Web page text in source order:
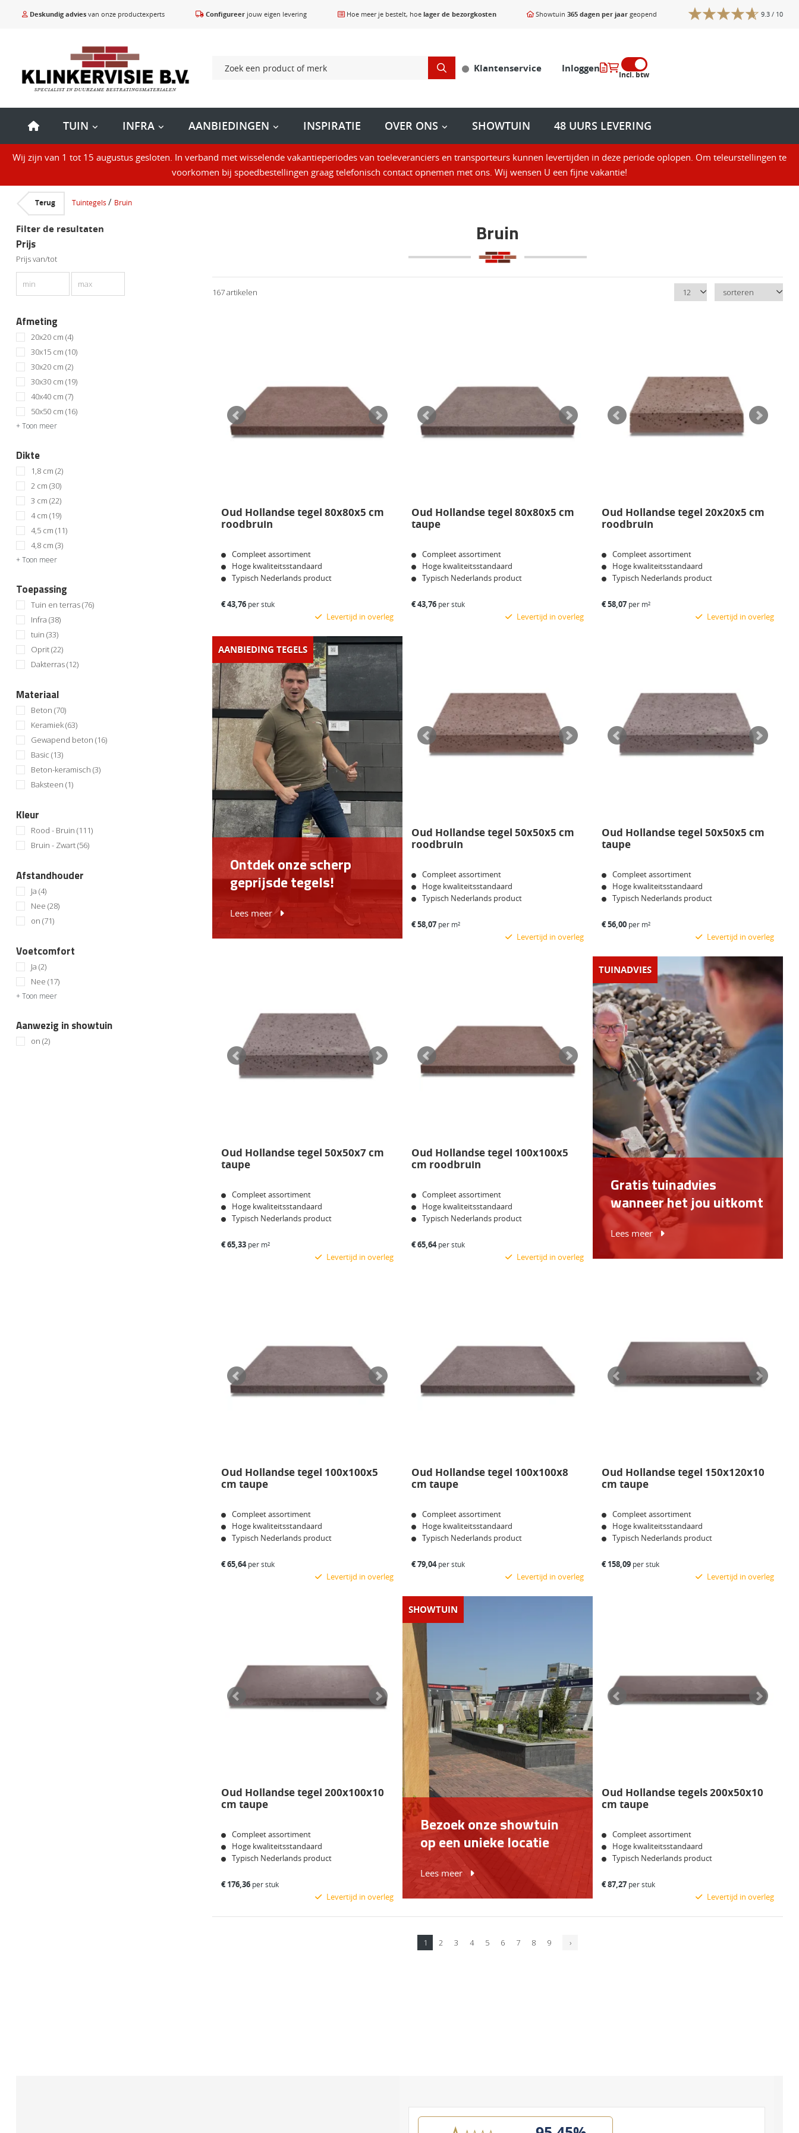
Deskundig advies van onze productexperts Configureer jouw eigen levering Hoe meer je bestelt, hoe lager de bezorgkosten Showtuin365 dagen per jaar geopend 9.3 / 10
Klantenservice Inloggen
Incl. btw
TUIN
Tuintegels Bekijk alles in deze categorie
Keramische tegels
Populaire kleuren
Bruin
Populaire series
Trippel T
Accessoires
INFRA AANBIEDINGEN INSPIRATIE OVER ONS SHOWTUIN 48 UURS LEVERING
Wij zijn van 1 tot 15 augustus gesloten. In verband met wisselende vakantieperiodes van toeleveranciers en transporteurs kunnen levertijden in deze periode oplopen. Om teleurstellingen te
voorkomen bij spoedbestellingen graag telefonisch contact opnemen met ons. Wij wensen U een fijne vakantie!
Terug Tuintegels / Bruin
Filter de resultaten
Prijs
Prijs van/tot
Afmeting
20x20 cm (4)
30x15 cm (10)
30x20 cm (2)
30x30 cm (19)
40x40 cm (7)
50x50 cm (16)
+ Toon meer
Dikte
1,8 cm (2)
2 cm (30)
3 cm (22)
4 cm (19)
4,5 cm (11)
4,8 cm (3)
+ Toon meer
Toepassing
Tuin en terras(76)
Infra (38)
tuin (33)
Oprit(22)
Dakterras(12)
Materiaal
Beton (70)
Keramiek(63)
Gewapend beton (16)
Basic (13)
Beton-keramisch (3)
Baksteen (1)
Kleur
Rood - Bruin (111)
Bruin - Zwart(56)
Afstandhouder
Ja (4)
Nee (28)
on (71)
Voetcomfort
Ja (2)
Nee (17)
+ Toon meer
Aanwezig in showtuin
on (2)
Bruin
167 artikelen
Oud Hollandse tegel 80x80x5 cm
roodbruin
Compleet assortiment
Hoge kwaliteitsstandaard
Typisch Nederlands product
€43,76 per stuk
Levertijd in overleg
Oud Hollandse tegel 80x80x5 cm
taupe
Compleet assortiment
Hoge kwaliteitsstandaard
Typisch Nederlands product
€43,76 per stuk
Levertijd in overleg
Oud Hollandse tegel 20x20x5 cm
roodbruin
Compleet assortiment
Hoge kwaliteitsstandaard
Typisch Nederlands product
€58,07 per m²
Levertijd in overleg
AANBIEDING TEGELS
Ontdek onze scherp
geprijsdetegels!
Lees meer
Oud Hollandse tegel 50x50x5 cm
roodbruin
Compleet assortiment
Hoge kwaliteitsstandaard
Typisch Nederlands product
€58,07 per m²
Levertijd in overleg
Oud Hollandse tegel 50x50x5 cm
taupe
Compleet assortiment
Hoge kwaliteitsstandaard
Typisch Nederlands product
€56,00 per m²
Levertijd in overleg
Oud Hollandse tegel 50x50x7 cm
taupe
Compleet assortiment
Hoge kwaliteitsstandaard
Typisch Nederlands product
€65,33 per m²
Levertijd in overleg
Oud Hollandse tegel 100x100x5
cm roodbruin
Compleet assortiment
Hoge kwaliteitsstandaard
Typisch Nederlands product
€65,64 per stuk
Levertijd in overleg
TUINADVIES
Gratis tuinadvies
wanneer het jou uitkomt
Lees meer
Oud Hollandse tegel 100x100x5
cm taupe
Compleet assortiment
Hoge kwaliteitsstandaard
Typisch Nederlands product
€65,64 per stuk
Levertijd in overleg
Oud Hollandse tegel 100x100x8
cm taupe
Compleet assortiment
Hoge kwaliteitsstandaard
Typisch Nederlands product
€79,04 per stuk
Levertijd in overleg
Oud Hollandse tegel 150x120x10
cm taupe
Compleet assortiment
Hoge kwaliteitsstandaard
Typisch Nederlands product
€ 158,09 per stuk
Levertijd in overleg
Oud Hollandse tegel 200x100x10
cm taupe
Compleet assortiment
Hoge kwaliteitsstandaard
Typisch Nederlands product
€ 176,36 per stuk
Levertijd in overleg
SHOWTUIN
Bezoek onze showtuin
op een unieke locatie
Lees meer
Oud Hollandse tegels 200x50x10
cm taupe
Compleet assortiment
Hoge kwaliteitsstandaard
Typisch Nederlands product
€87,27 per stuk
Levertijd in overleg
1 2 3 4 5 6 7 8 9 ›